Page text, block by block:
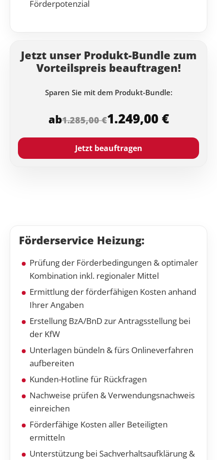
Förderpotenzial
Jetzt unser Produkt-Bundle zum
Vorteilspreis beauftragen!
Sparen Sie mit dem Produkt-Bundle:
ab1.285,00 €1.249,00 €
Jetzt beauftragen
Förderservice Heizung:
Prüfung der Förderbedingungen & optimaler
Kombination inkl. regionaler Mittel
Ermittlung der förderfähigen Kosten anhand
Ihrer Angaben
Erstellung BzA/BnD zur Antragsstellung bei
der KfW
Unterlagen bündeln & fürs Onlineverfahren
aufbereiten
Kunden-Hotline für Rückfragen
Nachweise prüfen & Verwendungsnachweis
einreichen
Förderfähige Kosten aller Beteiligten
ermitteln
Unterstützung bei Sachverhaltsaufklärung &